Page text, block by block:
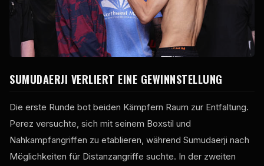
SUMUDAERJI VERLIERT EINE GEWINNSTELLUNG
Die erste Runde bot beiden Kämpfern Raum zur Entfaltung.
Perez versuchte, sich mit seinem Boxstil und
Nahkampfangriffen zu etablieren, während Sumudaerji nach
Möglichkeiten für Distanzangriffe suchte. In der zweiten